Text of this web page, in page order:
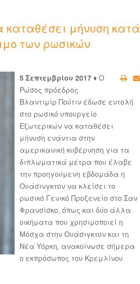
καταθέσει μήνυση κατά
των ρωσικών
5 Σεπτεμβρίου 2017 ♦ Ο
Ρώσος πρόεδρος
Βλαντιμίρ Πούτιν έδωσε εντολή
στο ρωσικό υπουργείο
Εξωτερικών να καταθέσει
μήνυση ενάντια στην
αμερικανική κυβέρνηση για τα
διπλωματικά μέτρα που έλαβε
την προηγούμενη εβδομάδα η
Ουάσινγκτον να κλείσει το
ρωσικό Γενικό Προξενείο στο Σαν
Φρανσίσκο, όπως και δύο άλλα
οικήματα που χρησιμοποιεί η
Μόσχα στην Ουάσιγκτον και τη
Νέα Υόρκη, ανακοίνωσε σήμερα
ο εκπρόσωπος του Κρεμλίνου